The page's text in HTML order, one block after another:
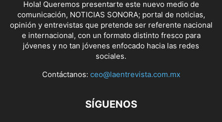
Hola! Queremos presentarte este nuevo medio de
comunicación, NOTICIAS SONORA; portal de noticias,
opinión y entrevistas que pretende ser referente nacional
e internacional, con un formato distinto fresco para
jóvenes y no tan jóvenes enfocado hacia las redes
sociales.
Contáctanos: ceo@laentrevista.com.mx
SÍGUENOS